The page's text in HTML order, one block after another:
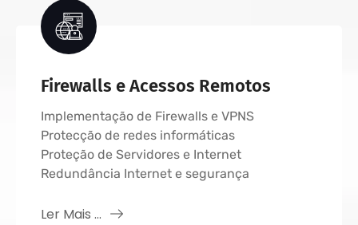
Firewalls e Acessos Remotos
Implementação de Firewalls e VPNS
Protecção de redes informáticas
Proteção de Servidores e Internet
Redundância Internet e segurança
Ler Mais ...